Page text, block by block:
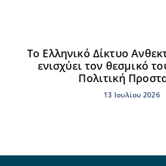
Το Ελληνικό Δίκτυο
ενισχύει τον θεσμικό
Πολιτική
13 Ιουλίου 2026